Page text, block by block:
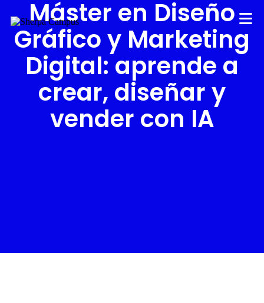
Máster en Diseño
Gráfico y Marketing
Digital: aprende a
crear, diseñar y
vender con IA